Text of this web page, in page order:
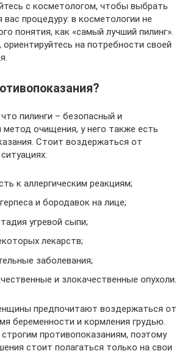
с косметологом, чтобы выбрать
процедуру: в косметологии не
понятия, как «самый лучший пилинг».
на потребности своей
пилинги – безопасный и
очищения, у него также есть
Стоит воздержаться от
к аллергическим реакциям;
и бородавок на лице;
угревой сыпи;
лекарств;
заболевания;
и злокачественные опухоли.
предпочитают воздержаться от
беременности и кормления грудью.
противопоказаниям, поэтому
стоит полагаться только на свои